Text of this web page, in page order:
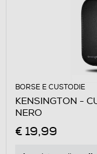
BORSE E CUSTODIE
KENSINGTON -
NERO
€ 19,99